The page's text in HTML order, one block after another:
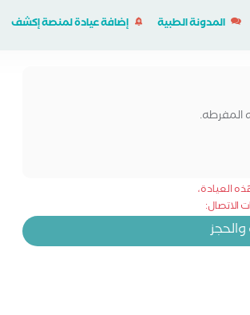
المدونة الطبية إضافة عيادة لمنصة إكشف
المفرطه.
العيادة،
الاتصال: